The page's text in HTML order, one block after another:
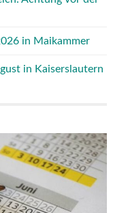
in Maikammer
in Kaiserslautern